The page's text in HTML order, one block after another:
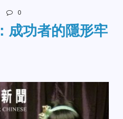
0
成功者的隱形牢